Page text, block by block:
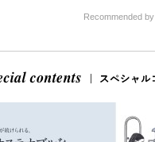
Recommended by